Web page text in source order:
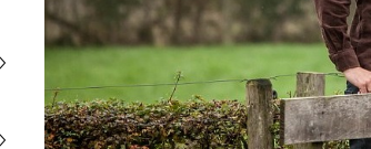
Praktijk
submenu